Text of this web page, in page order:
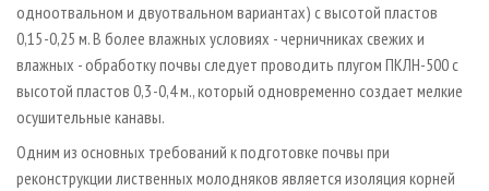
одноотвальном и двуотвальном вариантах) с высотой пластов
0,15 - 0,25 м. В более влажных условиях - черничниках свежих и
влажных - обработку почвы следует проводить плугом ПКЛН-500 с
высотой пластов 0,3 - 0,4 м., который одновременно создает мелкие
осушительные канавы.
Одним из основных требований к подготовке почвы при
реконструкции лиственных молодняков является изоляция корней